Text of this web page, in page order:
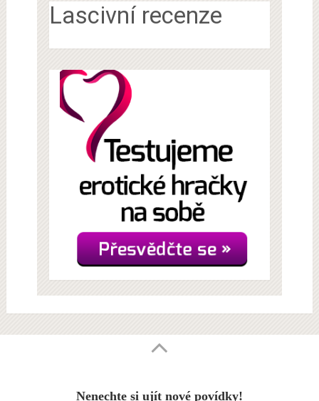
Lascivní recenze
Nenechte si ujít nové povídky!